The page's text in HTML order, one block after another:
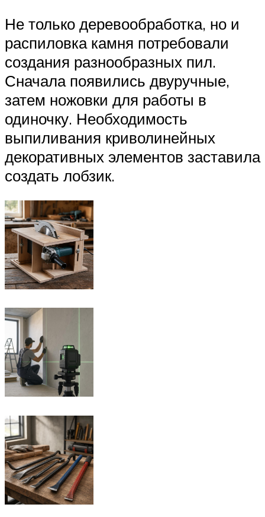
Не только деревообработка, но и
распиловка камня потребовали
создания разнообразных пил.
Сначала появились двуручные,
затем ножовки для работы в
одиночку. Необходимость
выпиливания криволинейных
декоративных элементов заставила
создать лобзик.